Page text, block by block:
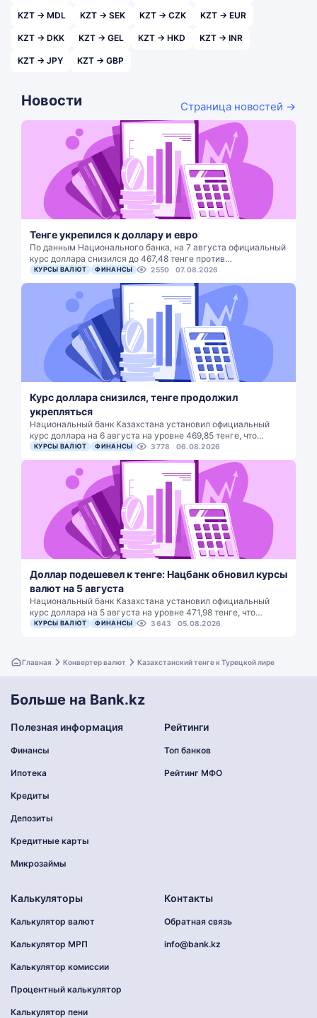
KZT → MDL KZT → SEK KZT → CZK KZT → EUR
KZT → DKK KZT → GEL KZT → HKD KZT → INR
KZT → JPY KZT → GBP
Новости Страница новостей →
Тенге укрепился к доллару и евро
По данным Национального банка, на 7 августа официальный
курс доллара снизился до 467,48 тенге против…
КУРСЫ ВАЛЮТ ФИНАНСЫ 2550 07.08.2026
Курс доллара снизился, тенге продолжил
укрепляться
Национальный банк Казахстана установил официальный
курс доллара на 6 августа на уровне 469,85 тенге, что…
КУРСЫ ВАЛЮТ ФИНАНСЫ 3778 06.08.2026
Доллар подешевел к тенге: Нацбанк обновил курсы
валют на 5 августа
Национальный банк Казахстана установил официальный
курс доллара на 5 августа на уровне 471,98 тенге, что…
КУРСЫ ВАЛЮТ ФИНАНСЫ 3643 05.08.2026
Главная Конвертер валют Казахстанский тенге к Турецкой лире
Больше на Bank.kz
Полезная информация
Финансы
Ипотека
Кредиты
Депозиты
Кредитные карты
Микрозаймы
Рейтинги
Топ банков
Рейтинг МФО
Калькуляторы
Калькулятор валют
Калькулятор МРП
Калькулятор комиссии
Процентный калькулятор
Калькулятор пени
Контакты
Обратная связь
info@bank.kz